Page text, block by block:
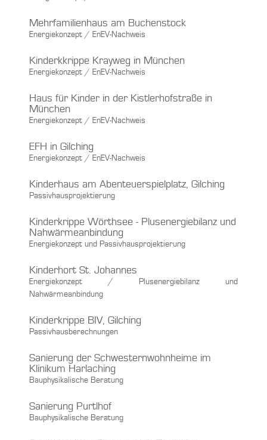
Mehrfamilienhaus am Buchenstock
Energiekonzept / EnEV-Nachweis
Kinderkkrippe Krayweg in München
Energiekonzept / EnEV-Nachweis
Haus für Kinder in der Kistlerhofstraße in
München
Energiekonzept / EnEV-Nachweis
EFH in Gilching
Energiekonzept / EnEV-Nachweis
Kinderhaus am Abenteuerspielplatz, Gilching
Passivhausprojektierung
Kinderkrippe Wörthsee - Plusenergiebilanz und
Nahwärmeanbindung
Energiekonzept und Passivhausprojektierung
Kinderhort St. Johannes
Energiekonzept / Plusenergiebilanz und
Nahwärmeanbindung
Kinderkrippe BIV, Gilching
Passivhausberechnungen
Sanierung der Schwesternwohnheime im
Klinikum Harlaching
Bauphysikalische Beratung
Sanierung Purtlhof
Bauphysikalische Beratung